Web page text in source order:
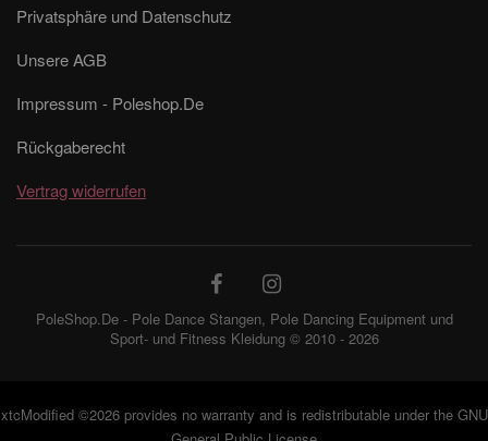
Privatsphäre und Datenschutz
Unsere AGB
Impressum - Poleshop.De
Rückgaberecht
Vertrag widerrufen
PoleShop.De - Pole Dance Stangen, Pole Dancing Equipment und
Sport- und Fitness Kleidung © 2010 - 2026
xtcModified©2026 provides no warranty and is redistributable under the GNU